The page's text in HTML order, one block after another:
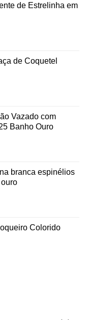
de Estrelinha em
de Coquetel
Vazado com
Banho Ouro
branca espinélios
Colorido